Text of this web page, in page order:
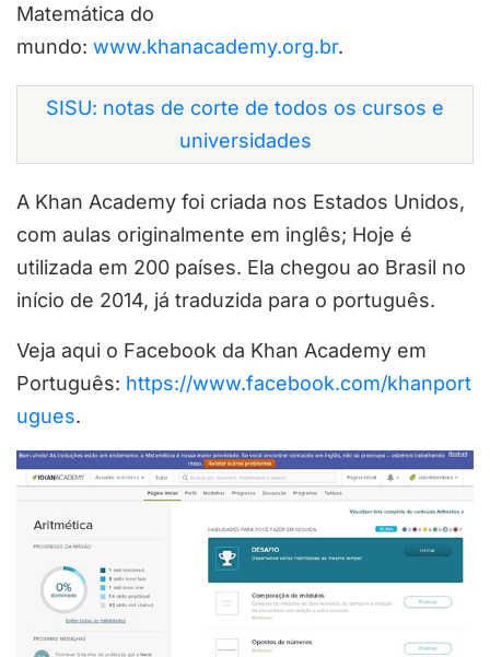
Matemática do
mundo: www.khanacademy.org.br.
SISU: notas de corte de todos os cursos e
universidades
A Khan Academy foi criada nos Estados Unidos,
com aulas originalmente em inglês; Hoje é
utilizada em 200 países. Ela chegou ao Brasil no
início de 2014, já traduzida para o português.
Veja aqui o Facebook da Khan Academy em
Português: https://www.facebook.com/khanport
ugues.